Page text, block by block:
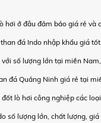
hơi ở đâu đảm bảo giá rẻ và
đá Indo nhập khẩu giá
số lượng lớn tại miền
đá Quảng Ninh giá rẻ tại
lò hơi công nghiệp các loại
số lượng lớn, chất lượng,